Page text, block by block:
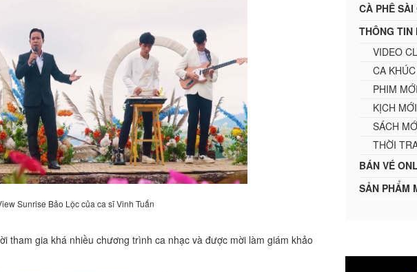
Sunrise Bảo Lộc của ca sĩ Vinh Tuấn
tham gia khá nhiều chương trình ca nhạc và được mời làm giám khảo
CÀ PHÊ SÀI
THÔNG TIN
VIDEO
CA
PHIM MỚI
KỊCH MỚI
SÁCH
THỜI
BÁN VÉ
SẢN PHẨM